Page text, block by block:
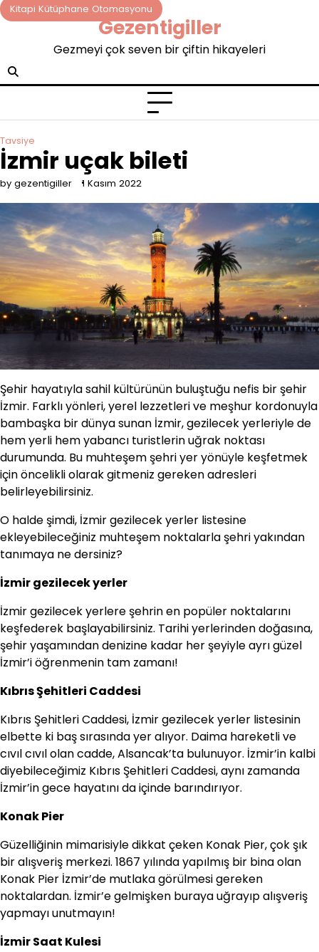
Skip
to
Kitapi Kütüphane Otomasyonu
Gezentigiller
Gezmeyi çok seven bir çiftin hikayeleri
Tavsiye
İzmir uçak bileti
by gezentigiller 1 Kasım 2022
Şehir hayatıyla sahil kültürünün buluştuğu nefis bir şehir
İzmir. Farklı yönleri, yerel lezzetleri ve meşhur kordonuyla
bambaşka bir dünya sunan İzmir, gezilecek yerleriyle de
hem yerli hem yabancı turistlerin uğrak noktası
durumunda. Bu muhteşem şehri yer yönüyle keşfetmek
için öncelikli olarak gitmeniz gereken adresleri
belirleyebilirsiniz.
O halde şimdi, İzmir gezilecek yerler listesine
ekleyebileceğiniz muhteşem noktalarla şehri yakından
tanımaya ne dersiniz?
İzmir gezilecek yerler
İzmir gezilecek yerlere şehrin en popüler noktalarını
keşfederek başlayabilirsiniz. Tarihi yerlerinden doğasına,
şehir yaşamından denizine kadar her şeyiyle ayrı güzel
İzmir’i öğrenmenin tam zamanı!
Kıbrıs Şehitleri Caddesi
Kıbrıs Şehitleri Caddesi, İzmir gezilecek yerler listesinin
elbette ki baş sırasında yer alıyor. Daima hareketli ve
cıvıl cıvıl olan cadde, Alsancak’ta bulunuyor. İzmir’in kalbi
diyebileceğimiz Kıbrıs Şehitleri Caddesi, aynı zamanda
İzmir’in gece hayatını da içinde barındırıyor.
Konak Pier
Güzelliğinin mimarisiyle dikkat çeken Konak Pier, çok şık
bir alışveriş merkezi. 1867 yılında yapılmış bir bina olan
Konak Pier İzmir’de mutlaka görülmesi gereken
noktalardan. İzmir’e gelmişken buraya uğrayıp alışveriş
yapmayı unutmayın!
İzmir Saat Kulesi